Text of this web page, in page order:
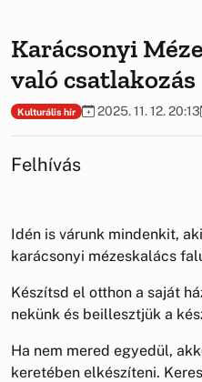
Karácsonyi
való csatlakozás
Kulturális hír 2025. 11. 12. 20:13
Felhívás
Idén is várunk mindenkit,
karácsonyi mézeskalács
Készítsd el otthon a saját
nekünk és beillesztjük a
Ha nem mered egyedül,
keretében elkészíteni.